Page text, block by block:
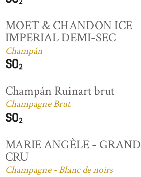
MOET & CHANDON ICE
IMPERIAL DEMI-SEC
Champán
Champán Ruinart brut
Champagne Brut
MARIE ANGÈLE - GRAND
CRU
Champagne - Blanc de noirs